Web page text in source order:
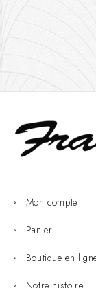
Mon compte
Panier
Boutique en
Notre histoire